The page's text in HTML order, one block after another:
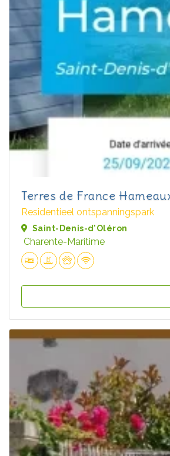
Terres de France
Residentieel ontspanningspark
Saint-Denis-d'Oléron
Charente-Maritime